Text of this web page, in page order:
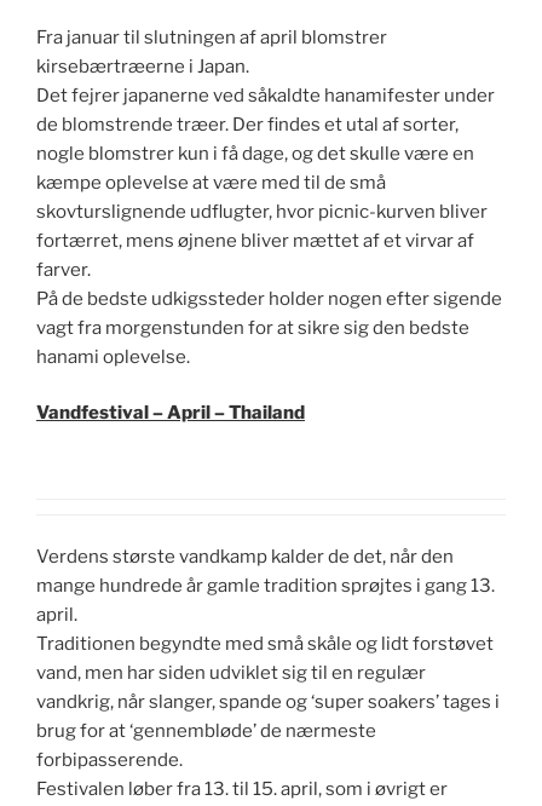
Fra januar til slutningen af april blomstrer
kirsebærtræerne i Japan.
Det fejrer japanerne ved såkaldte hanamifester under
de blomstrende træer. Der findes et utal af sorter,
nogle blomstrer kun i få dage, og det skulle være en
kæmpe oplevelse at være med til de små
skovturslignende udflugter, hvor picnic-kurven bliver
fortærret, mens øjnene bliver mættet af et virvar af
farver.
På de bedste udkigssteder holder nogen efter sigende
vagt fra morgenstunden for at sikre sig den bedste
hanami oplevelse.
Vandfestival –April – Thailand
Verdens største vandkamp kalder de det, når den
mange hundrede år gamle tradition sprøjtes i gang 13.
april.
Traditionen begyndte med små skåle og lidt forstøvet
vand, men har siden udviklet sig til en regulær
vandkrig, når slanger, spande og ‘super soakers’ tages i
brug for at ‘gennembløde’ de nærmeste
forbipasserende.
Festivalen løber fra 13. til 15. april, som i øvrigt er